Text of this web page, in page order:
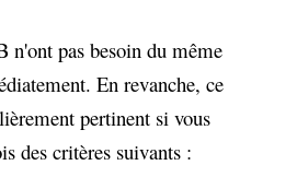
n'ont pas besoin du même
En revanche, ce
pertinent si vous
des critères suivants :